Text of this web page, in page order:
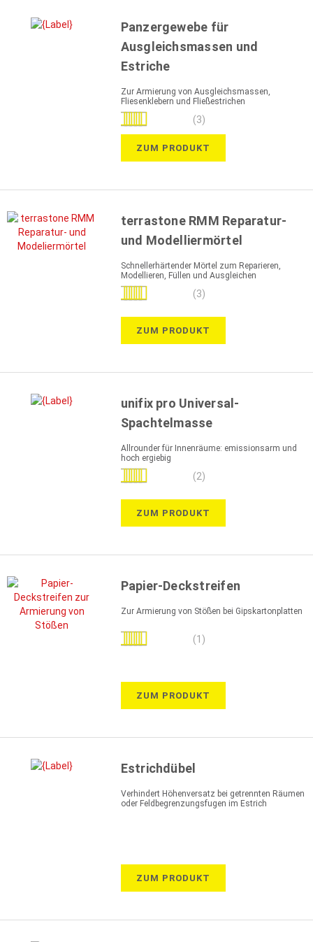
Panzergewebe für
Ausgleichsmassen und
Estriche
Zur Armierung von Ausgleichsmassen,
Fliesenklebern und Fließestrichen
Bewertung:
100%
(3)
ZUM PRODUKT
terrastone RMM Reparatur-
und Modelliermörtel
Schnellerhärtender Mörtel zum Reparieren,
Modellieren, Füllen und Ausgleichen
Bewertung:
(3)
ZUM PRODUKT
unifix pro Universal-
Spachtelmasse
Allrounder für Innenräume: emissionsarm und
hoch ergiebig
Bewertung:
(2)
ZUM PRODUKT
Papier-Deckstreifen
Zur Armierung von Stößen bei Gipskartonplatten
Bewertung: (1)
ZUM PRODUKT
Estrichdübel
Verhindert Höhenversatz bei getrennten Räumen
oder Feldbegrenzungsfugen im Estrich
ZUM PRODUKT